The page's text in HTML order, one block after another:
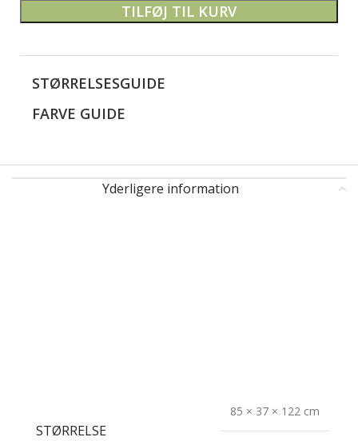
TILFØJ TIL KURV
STØRRELSESGUIDE
FARVE GUIDE
Yderligere information
STØRRELSE
85 × 37 × 122 cm